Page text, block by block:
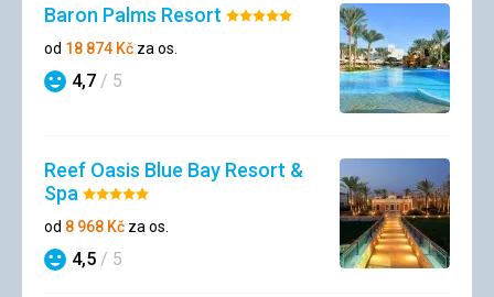
Baron Palms Resort Hodnocení:
od 18 874 Kč za os.
Hodnocení
4,7 / 5
Reef Oasis Blue Bay Resort &
Spa Hodnocení:
5/5
od 8 968 Kč za os.
Hodnocení
4,5 / 5